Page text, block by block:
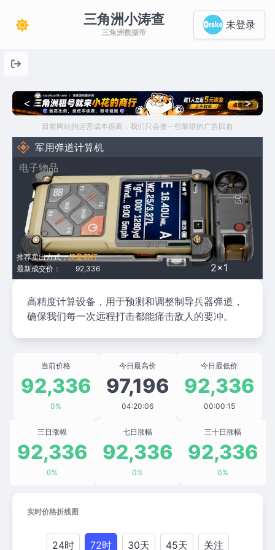
三角洲小涛查
三角洲数据帝
未登录
< >
目前网站的运营成本很高，我们只会接一些靠谱的广告回血
军用弹道计算机
电子物品
2×1
最新成交价： 92,336
推荐卖出方式：任意都行
高精度计算设备，用于预测和调整制导兵器弹道，
确保我们每一次远程打击都能痛击敌人的要冲。
当前价格
92,336
0%
今日最高价
97,196
04:20:06
今日最低价
92,336
00:00:15
三日涨幅
92,336
0%
七日涨幅
92,336
0%
三十日涨幅
92,336
0%
实时价格折线图
24时 72时 30天 45天 关注